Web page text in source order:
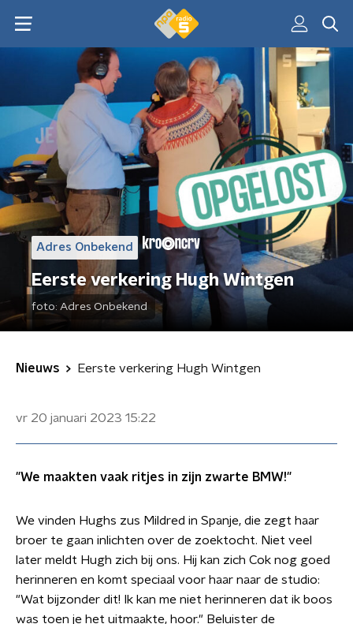
Adres Onbekend
Eerste verkering Hugh Wintgen
foto: Adres Onbekend
Nieuws Eerste verkering Hugh Wintgen
vr 20 januari 2023 15:22
"We maakten vaak ritjes in zijn zwarte BMW!"
We vinden Hughs zus Mildred in Spanje, die zegt haar
broer te gaan inlichten over de zoektocht. Niet veel
later meldt Hugh zich bij ons. Hij kan zich Cok nog goed
herinneren en komt speciaal voor haar naar de studio:
"Wat bijzonder dit! Ik kan me niet herinneren dat ik boos
was toen je het uitmaakte, hoor." Beluister de